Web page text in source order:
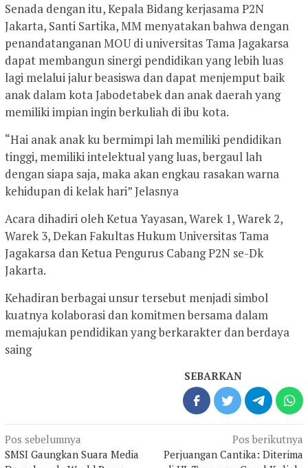
Senada dengan itu, Kepala Bidang kerjasama P2N
Jakarta, Santi Sartika, MM menyatakan bahwa dengan
penandatanganan MOU di universitas Tama Jagakarsa
dapat membangun sinergi pendidikan yang lebih luas
lagi melalui jalur beasiswa dan dapat menjemput baik
anak dalam kota Jabodetabek dan anak daerah yang
memiliki impian ingin berkuliah di ibu kota.
“Hai anak anak ku bermimpi lah memiliki pendidikan
tinggi, memiliki intelektual yang luas, bergaul lah
dengan siapa saja, maka akan engkau rasakan warna
kehidupan di kelak hari” Jelasnya
Acara dihadiri oleh Ketua Yayasan, Warek 1, Warek 2,
Warek 3, Dekan Fakultas Hukum Universitas Tama
Jagakarsa dan Ketua Pengurus Cabang P2N se-Dk
Jakarta.
Kehadiran berbagai unsur tersebut menjadi simbol
kuatnya kolaborasi dan komitmen bersama dalam
memajukan pendidikan yang berkarakter dan berdaya
saing
SEBARKAN
Navigasi
pos
Pos sebelumnya
SMSI Gaungkan Suara Media
Pos berikutnya
Perjuangan Cantika: Diterima